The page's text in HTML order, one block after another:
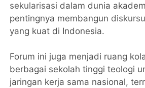
sekularisasi dalam dunia
pentingnya membangun
yang kuat di Indonesia.
Forum ini juga menjadi ruang
berbagai sekolah tinggi teologi
jaringan kerja sama nasional,